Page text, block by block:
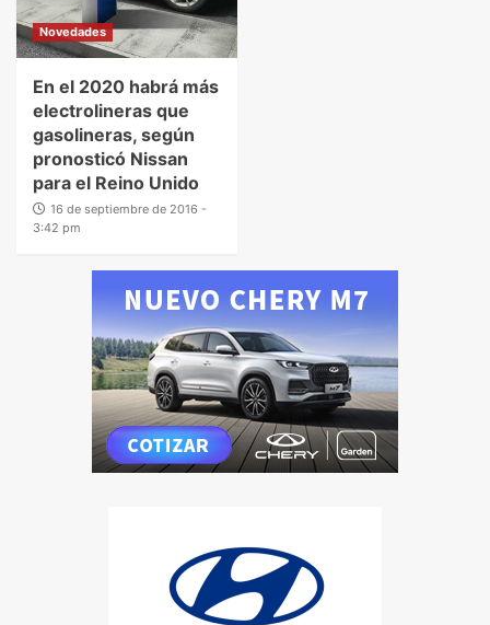
Novedades
En el 2020 habrá más
electrolineras que
gasolineras, según
pronosticó Nissan
para el Reino Unido
16 de septiembre de 2016 -
3:42 pm